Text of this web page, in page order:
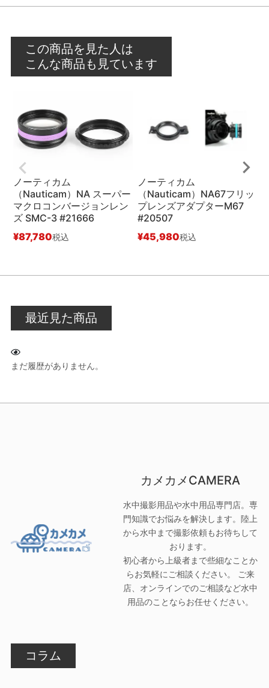
この商品を見た人は
こんな商品も見ています
ノーティカム
（Nauticam）NA スーパー
マクロコンバージョンレン
ズ SMC-3 #21666
¥87,780税込
ノーティカム
（Nauticam）NA67フリッ
プレンズアダプターM67
#20507
¥45,980税込
最近見た商品
まだ履歴がありません。
カメカメCAMERA
水中撮影用品や水中用品専門店。専
門知識でお悩みを解決します。陸上
から水中まで撮影依頼もお待ちして
おります。
初心者から上級者まで些細なことか
らお気軽にご相談ください。 ご来
店、オンラインでのご相談など水中
用品のことならお任せください。
コラム